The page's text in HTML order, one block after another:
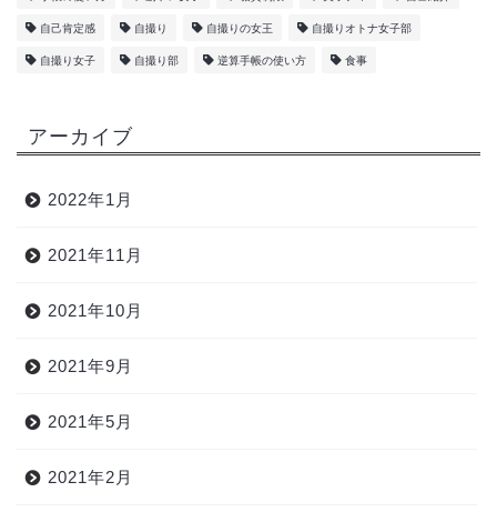
自己肯定感 自撮り 自撮りの女王 自撮りオトナ女子部
自撮り女子 自撮り部 逆算手帳の使い方 食事
アーカイブ
2022年1月
2021年11月
2021年10月
2021年9月
2021年5月
2021年2月